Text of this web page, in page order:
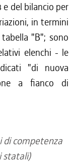
del bilancio per
in termini
"B"; sono
elenchi - le
"di nuova
a fianco di
di competenza
statali)